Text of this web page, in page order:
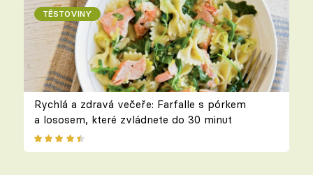
TĚSTOVINY
Rychlá a zdravá večeře: Farfalle s pórkem
a lososem, které zvládnete do 30 minut